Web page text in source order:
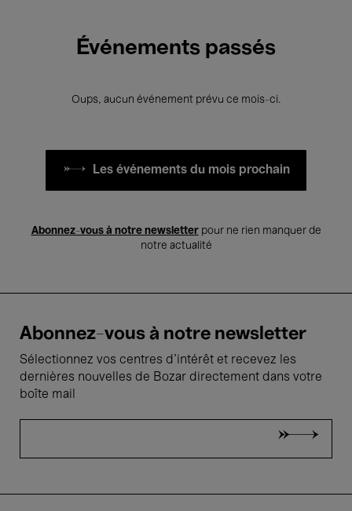
Événements passés
Oups, aucun événement prévu ce mois-ci.
Les événements du mois prochain
Abonnez-vous à notre newsletterpour ne rien manquer de
notre actualité
Abonnez-vous à notre newsletter
Sélectionnez vos centres d'intérêt et recevez les
dernières nouvelles de Bozar directement dans votre
boîte mail